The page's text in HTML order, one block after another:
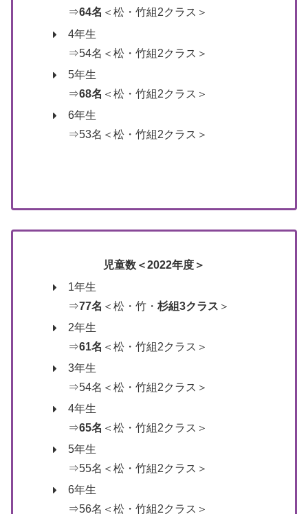
⇒64名 ＜松・竹組2クラス＞
4年生
⇒54名＜松・竹組2クラス＞
5年生
⇒68名 ＜松・竹組2クラス＞
6年生
⇒53名＜松・竹組2クラス＞
児童数＜2022年度＞
1年生
⇒77名 ＜松・竹・杉組3クラス ＞
2年生
⇒61名 ＜松・竹組2クラス＞
3年生
⇒54名＜松・竹組2クラス＞
4年生
⇒65名 ＜松・竹組2クラス＞
5年生
⇒55名＜松・竹組2クラス＞
6年生
⇒56名＜松・竹組2クラス＞